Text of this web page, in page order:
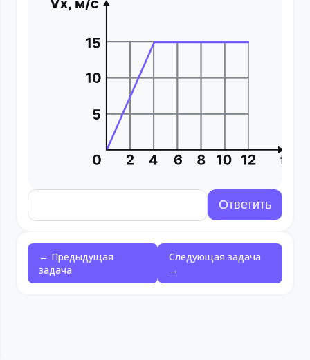
← Предыдущая
задача
Следующая задача
→